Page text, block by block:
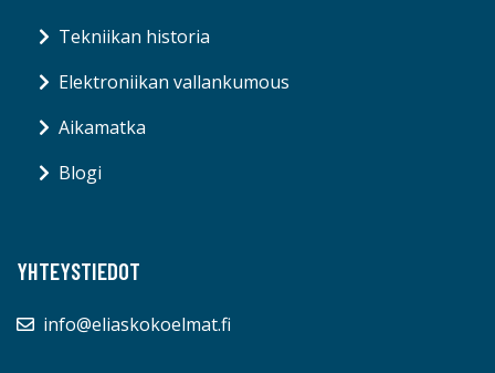
Tekniikan historia
Elektroniikan vallankumous
Aikamatka
Blogi
YHTEYSTIEDOT
info@eliaskokoelmat.fi